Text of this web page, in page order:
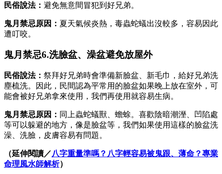
民俗說法： 避免無意間冒犯到好兄弟。
鬼月禁忌原因： 夏天氣候炎熱，毒蟲蛇蟻出沒較多，容易因此
遭叮咬。
鬼月禁忌6.洗臉盆、澡盆避免放屋外
民俗說法： 祭拜好兄弟時會準備新臉盆、新毛巾，給好兄弟洗
塵梳洗。因此，民間認為平常用的臉盆如果晚上放在室外，可
能會被好兄弟拿來使用，我們再使用就容易生病。
鬼月禁忌原因： 同上蟲蛇蟻獸、蟾蜍。喜歡陰暗潮溼、凹陷處
等可以躲避的地方，像是臉盆等，我們如果使用這樣的臉盆洗
澡、洗臉，皮膚容易有問題。
（延伸閱讀／八字重量準嗎？八字輕容易被鬼跟、薄命？專業
命理風水師解析）